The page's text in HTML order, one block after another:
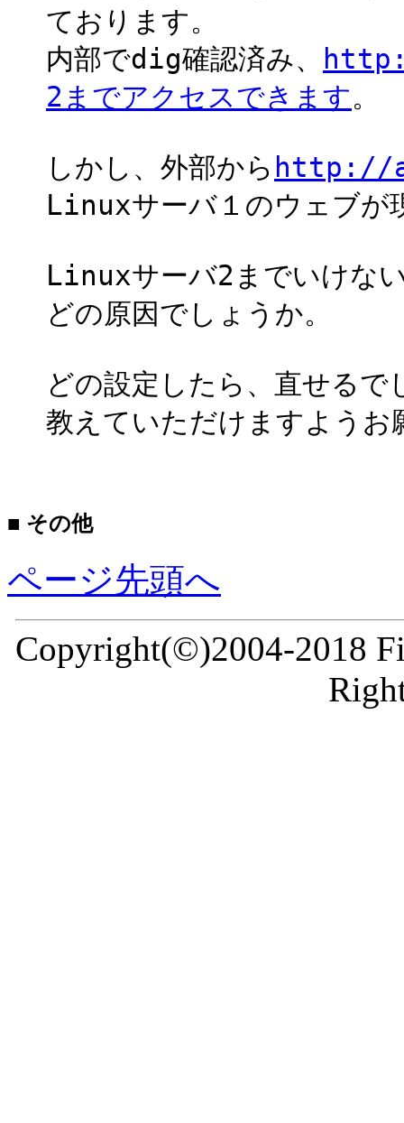
ております。
内部でdig確認済み、
2までアクセスできます。
しかし、外部から http://
Linuxサーバ１のウェブが
Linuxサーバ2までいけな
どの原因でしょうか。
どの設定したら、直せるで
教えていただけますようお
■ その他
ページ先頭へ
Copyright(©)2004-2018